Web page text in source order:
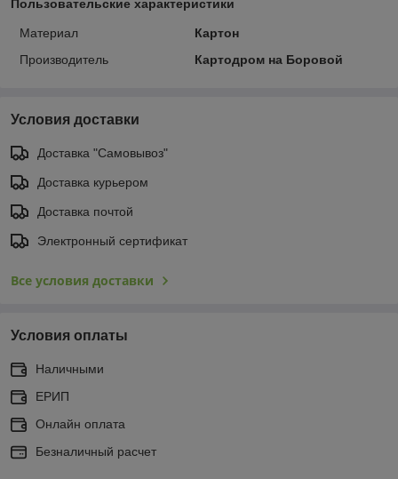
Пользовательские характеристики
Материал
Картон
Производитель
Картодром на Боровой
Условия доставки
Доставка "Самовывоз"
Доставка курьером
Доставка почтой
Электронный сертификат
Все условия доставки
Условия оплаты
Наличными
ЕРИП
Онлайн оплата
Безналичный расчет